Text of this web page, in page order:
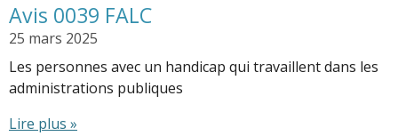
Avis 0039 FALC
25 mars 2025
Les personnes avec un handicap qui travaillent dans les
administrations publiques
Lire plus »